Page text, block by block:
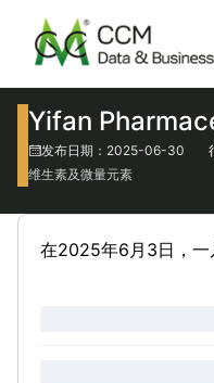
Yifan
发布日期：2025-06-30
维生素及微量元素
在2025年6月3日，一